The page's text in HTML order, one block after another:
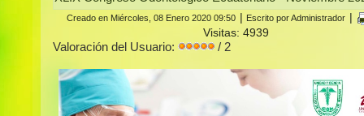
Creado en Miércoles, 08 Enero 2020 09:50 Escrito por Administrador
Visitas: 4939
Valoración del Usuario: / 2